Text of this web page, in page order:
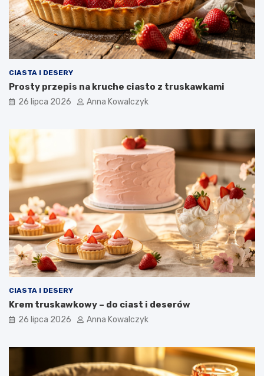
CIASTA I DESERY
Prosty przepis na kruche ciasto z truskawkami
26 lipca 2026 Anna Kowalczyk
CIASTA I DESERY
Krem truskawkowy – do ciast i deserów
26 lipca 2026 Anna Kowalczyk